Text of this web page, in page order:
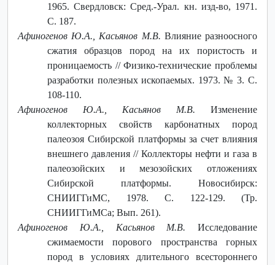
1965. Свердловск: Сред.-Урал. кн. изд-во, 1971.
С. 187.
Афиногенов Ю.А., Касьянов М.В. Влияние разноосного
сжатия образцов пород на их пористость и
проницаемость // Физико-технические проблемы
разработки полезных ископаемых. 1973. № 3. С.
108-110.
Афиногенов Ю.А., Касьянов М.В. Изменение
коллекторных свойств карбонатных пород
палеозоя Сибирской платформы за счет влияния
внешнего давления // Коллекторы нефти и газа в
палеозойских и мезозойских отложениях
Сибирской платформы. Новосибирск:
СНИИГГиМС, 1978. С. 122-129. (Тр.
СНИИГГиМСа; Вып. 261).
Афиногенов Ю.А., Касьянов М.В. Исследование
сжимаемости порового пространства горных
пород в условиях длительного всестороннего